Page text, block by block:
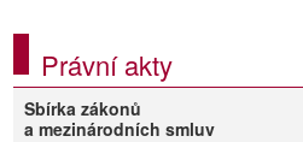
Právní akty
Sbírka zákonů
a mezinárodních smluv